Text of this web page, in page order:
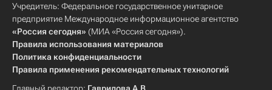
Учредитель: Федеральное государственное унитарное
предприятие Международное информационное агентство
«Россия сегодня» (МИА «Россия сегодня»).
Правила использования материалов
Политика конфиденциальности
Правила применения рекомендательных технологий